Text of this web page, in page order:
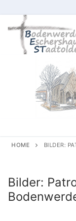
content
Gemeindeleben
Wir über uns
HOME BILDER:
Bilder: